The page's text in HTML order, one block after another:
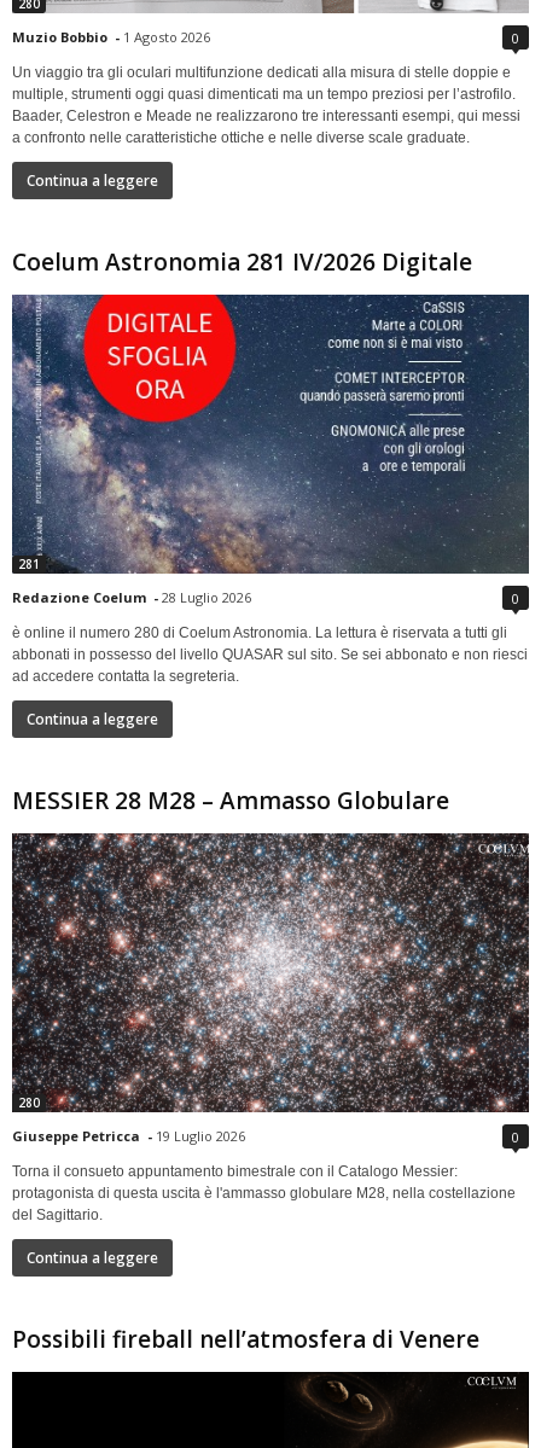
280
Muzio Bobbio - 1 Agosto 2026 0
Un viaggio tra gli oculari multifunzione dedicati alla misura di stelle doppie e
multiple, strumenti oggi quasi dimenticati ma un tempo preziosi per l’astrofilo.
Baader, Celestron e Meade ne realizzarono tre interessanti esempi, qui messi
a confronto nelle caratteristiche ottiche e nelle diverse scale graduate.
Continua a leggere
Coelum Astronomia 281 IV/2026 Digitale
281
Redazione Coelum - 28 Luglio 2026 0
è online il numero 280 di Coelum Astronomia. La lettura è riservata a tutti gli
abbonati in possesso del livello QUASAR sul sito. Se sei abbonato e non riesci
ad accedere contatta la segreteria.
Continua a leggere
MESSIER 28 M28 – Ammasso Globulare
280
Giuseppe Petricca - 19 Luglio 2026 0
Torna il consueto appuntamento bimestrale con il Catalogo Messier:
protagonista di questa uscita è l'ammasso globulare M28, nella costellazione
del Sagittario.
Continua a leggere
Possibili fireball nell’atmosfera di Venere